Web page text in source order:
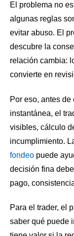
El problema no
algunas reglas
evitar abuso. El
descubre la
relación cambia:
convierte en
Por eso, antes
instantánea, el
visibles, cálculo
incumplimiento.
fondeo puede
decisión fina
pago,
Para el trader, el
saber qué puede